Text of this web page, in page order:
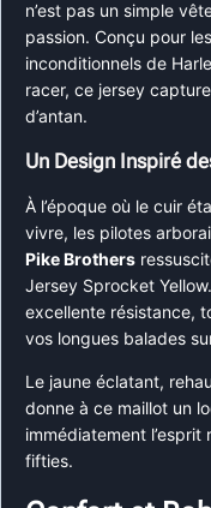
n’est pas un simple
passion. Conçu pour
inconditionnels de
racer, ce jersey
d’antan.
Un Design Inspiré
À l’époque où le cuir
vivre, les pilotes
Pike Brothers
Jersey Sprocket
excellente résistance,
vos longues balades
Le jaune éclatant,
donne à ce maillot un
immédiatement
fifties.